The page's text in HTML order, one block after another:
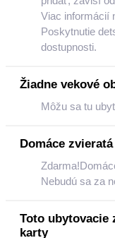
Viac informácií
Poskytnutie
dostupnosti.
Žiadne vekové
Môžu sa tu
Domáce zvieratá
Nebudú sa za
Toto ubytovacie
karty